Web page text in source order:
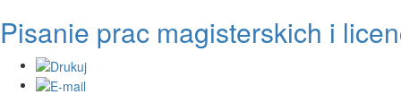
Pisanie prac magisterskich i